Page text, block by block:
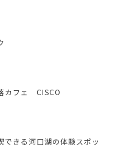
カフェ CISCO
できる河口湖の体験スポッ